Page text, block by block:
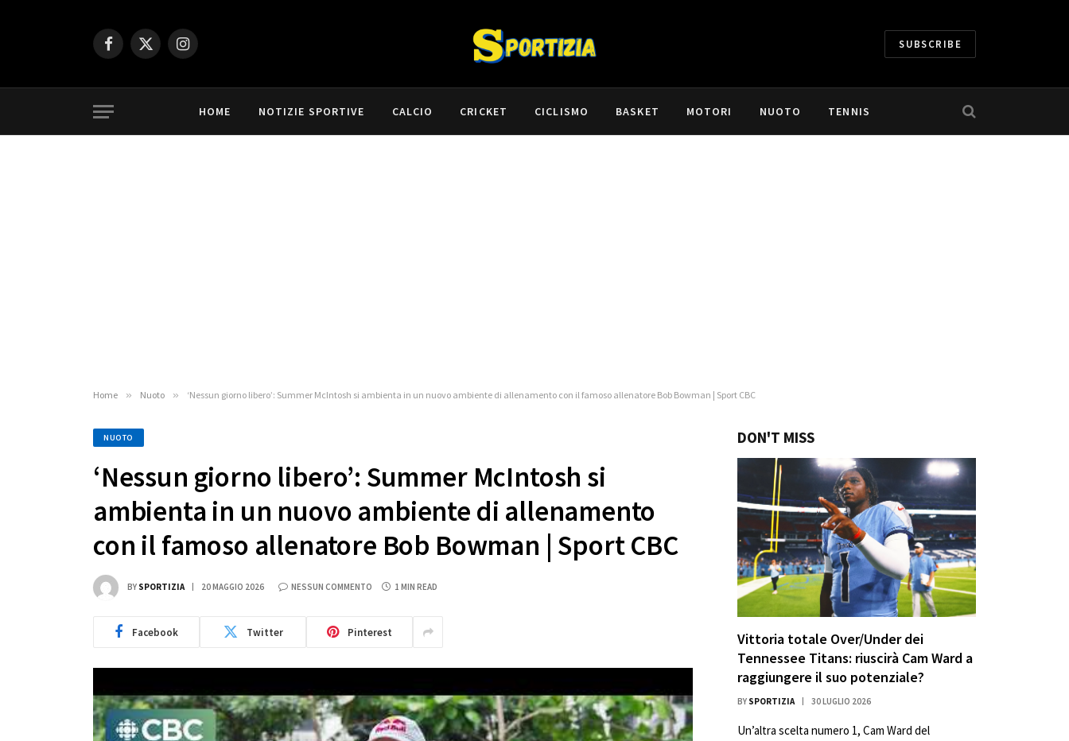
Facebook
X
Instagram SUBSCRIBE
HOME NOTIZIE SPORTIVE CALCIO CRICKET CICLISMO BASKET MOTORI NUOTO TENNIS
Home » Nuoto » ‘Nessun giorno libero’: Summer McIntosh si ambienta in un nuovo ambiente di allenamento con il famoso allenatore Bob Bowman | Sport CBC
NUOTO
‘Nessun giorno libero’: Summer McIntosh si
ambienta in un nuovo ambiente di allenamento
con il famoso allenatore Bob Bowman | Sport CBC
BY SPORTIZIA 20 MAGGIO 2026 NESSUN COMMENTO 1 MIN READ
Facebook Twitter Pinterest
DON'T MISS
Vittoria totale Over/Under dei
Tennessee Titans: riuscirà Cam Ward a
raggiungere il suo potenziale?
BY SPORTIZIA 30 LUGLIO 2026
Un’altra scelta numero 1, Cam Ward del